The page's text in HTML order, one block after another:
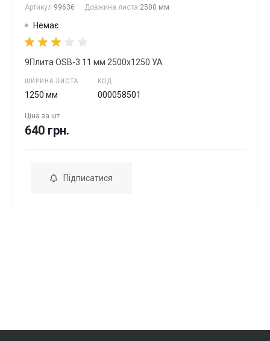
Артикул 99636 Довжина листа 2500 мм
Немає
9Плита OSB-3 11 мм 2500х1250 УА
ШИРИНА ЛИСТА
1250 мм
КОД
000058501
Ціна за шт
640 грн.
Підписатися